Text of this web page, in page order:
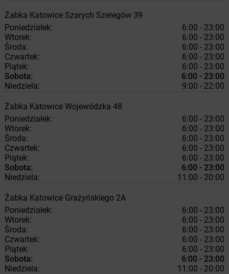
Żabka Katowice Szarych Szeregów 39
Poniedziałek:
6:00 - 23:00
Wtorek:
6:00 - 23:00
Środa:
6:00 - 23:00
Czwartek:
6:00 - 23:00
Piątek:
6:00 - 23:00
Sobota:
6:00 - 23:00
Niedziela:
9:00 - 22:00
Żabka Katowice Wojewódzka 48
Poniedziałek:
6:00 - 23:00
Wtorek:
6:00 - 23:00
Środa:
6:00 - 23:00
Czwartek:
6:00 - 23:00
Piątek:
6:00 - 23:00
Sobota:
6:00 - 23:00
Niedziela:
11:00 - 20:00
Żabka Katowice Grażyńskiego 2A
Poniedziałek:
6:00 - 23:00
Wtorek:
6:00 - 23:00
Środa:
6:00 - 23:00
Czwartek:
6:00 - 23:00
Piątek:
6:00 - 23:00
Sobota:
6:00 - 23:00
Niedziela:
11:00 - 20:00